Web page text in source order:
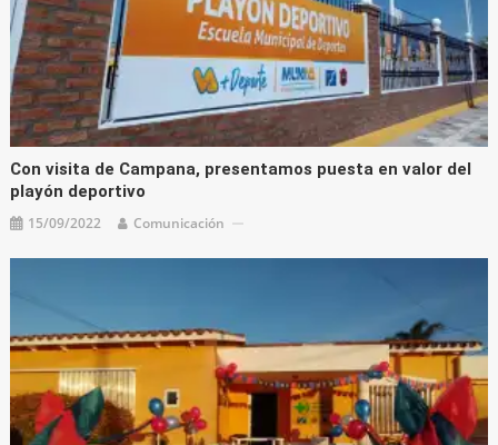
Con visita de Campana, presentamos puesta en valor del
playón deportivo
15/09/2022 Comunicación